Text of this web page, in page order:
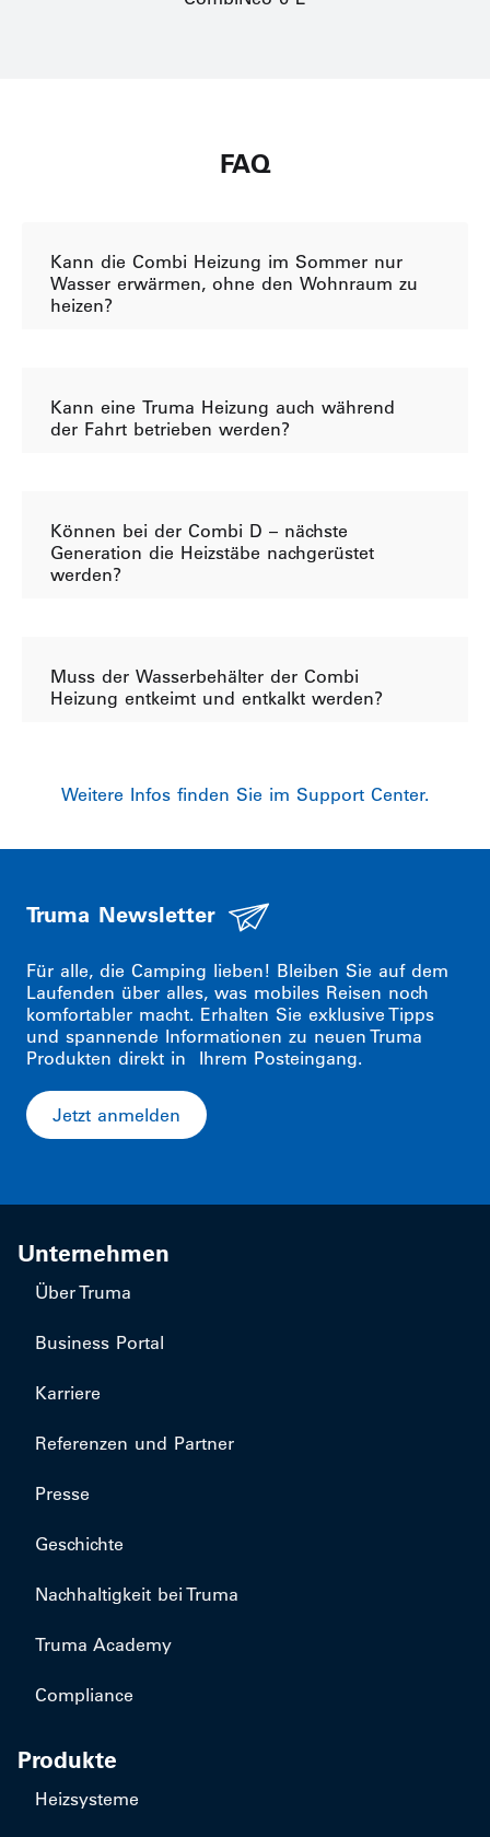
FAQ
Kann die Combi Heizung im Sommer nur
Wasser erwärmen, ohne den Wohnraum zu
heizen?
Kann eine Truma Heizung auch während
der Fahrt betrieben werden?
Können bei der Combi D – nächste
Generation die Heizstäbe nachgerüstet
werden?
Muss der Wasserbehälter der Combi
Heizung entkeimt und entkalkt werden?
Weitere Infos finden Sie im Support Center.
Truma Newsletter
Für alle, die Camping lieben! Bleiben Sie auf dem
Laufenden über alles, was mobiles Reisen noch
komfortabler macht. Erhalten Sie exklusive Tipps
und spannende Informationen zu neuen Truma
Produkten direkt in Ihrem Posteingang.
Jetzt anmelden
Unternehmen
Über Truma
Business Portal
Karriere
Referenzen und Partner
Presse
Geschichte
Nachhaltigkeit bei Truma
Truma Academy
Compliance
Produkte
Heizsysteme